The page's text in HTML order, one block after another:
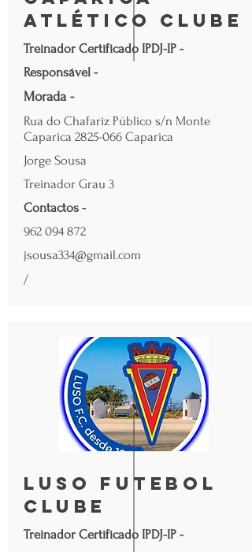
ATLÉTICO CLUBE
Treinador Certificado IPDJ-IP -
Responsável -
Morada -
Rua do Chafariz Público s/n Monte
Caparica 2825-066 Caparica
Jorge Sousa
Treinador Grau 3
Contactos -
962 094 872
jsousa334@gmail.com
/
Luso Futebol
Clube
Treinador Certificado IPDJ-IP -